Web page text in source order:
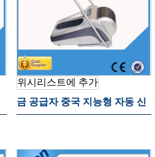
위시리스트에 추가
금 공급자 중국 지능형 자동 신
실험실